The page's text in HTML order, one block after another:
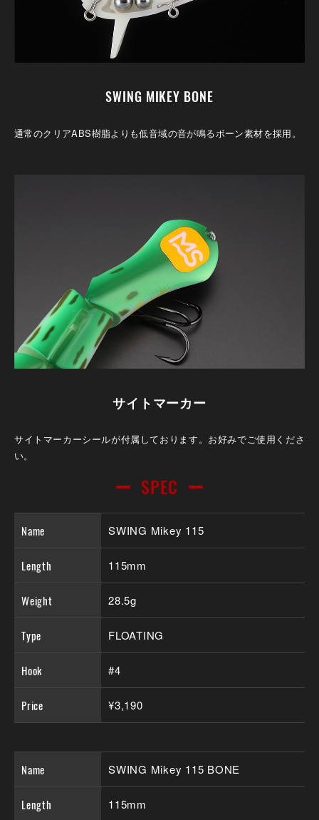
SWING MIKEY BONE
通常のクリアABS樹脂よりも低音域の音が鳴るボーン素材を採用。
サイトマーカー
サイトマーカーシールが付属しております。お好みでご使用くださ
い。
SPEC
Name SWING Mikey 115
Length 115mm
Weight 28.5g
Type FLOATING
Hook #4
Price ¥3,190
Name SWING Mikey 115 BONE
Length 115mm